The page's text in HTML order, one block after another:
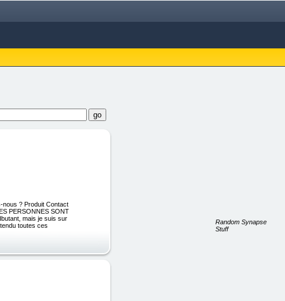
nous ? Produit Contact
PERSONNES SONT
mais je suis sur
toutes ces
Random Synapse
Stuff